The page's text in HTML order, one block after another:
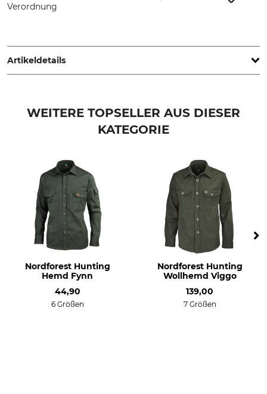
Verordnung
Germany, www.orbis-textil.de
Artikeldetails
Waschen
Nicht bleichen
Nicht im Wäschetrockner
trocknen
Bügeln
Bügeln bis 110 °C
Professionelle Textilpflege
Nicht trockenreinigen
Herren
Passform
regular
Kragenweite (EU)
WEITERE TOPSELLER AUS DIESER
KATEGORIE
Nordforest Hunting
Hemd Fynn
44,90
6 Größen
Nordforest Hunting
Wollhemd Viggo
139,00
7 Größen